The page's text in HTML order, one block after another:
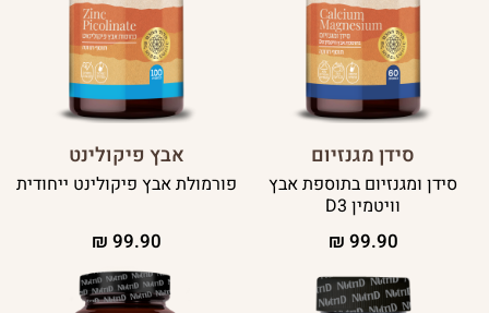
סידן מגנזיום
סידן ומגנזיום בתוספת אבץ
וויטמין D3
99.90
₪
אבץ פיקולינט
פורמולת אבץ פיקולינט ייחודית
99.90
₪